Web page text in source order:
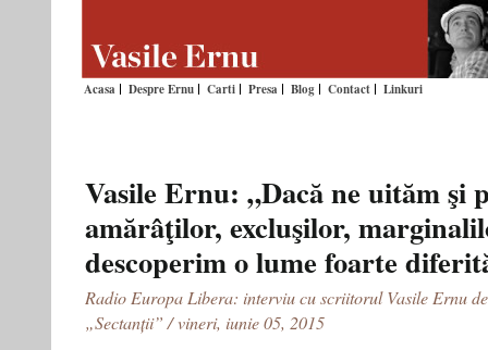
Acasa Despre Ernu Carti Presa Blog Contact Linkuri
Vasile Ernu: „Dacă ne uităm şi
amărâţilor, excluşilor,
descoperim o lume foarte
Radio Europa Libera: interviu cu scriitorul Vasile Ernu
„Sectanții” / vineri, iunie 05, 2015